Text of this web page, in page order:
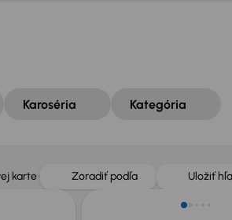
Karoséria Kategória
karte Zoradiť podľa Uložiť
Zlacnené o 600 €